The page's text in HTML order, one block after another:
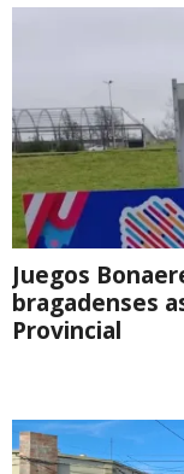
Juegos
bragadenses
Provincial